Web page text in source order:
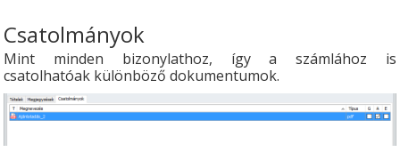
Csatolmányok
Mint minden bizonylathoz, így a számlához is
csatolhatóak különböző dokumentumok.